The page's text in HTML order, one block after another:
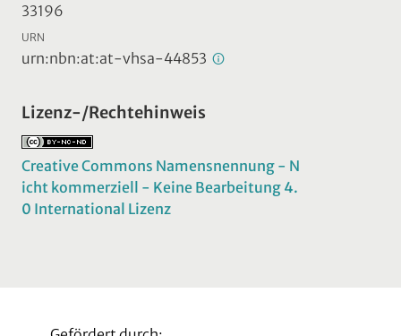
33196
URN
urn:nbn:at:at-vhsa-44853
Lizenz-/Rechtehinweis
Creative Commons Namensnennung - N
icht kommerziell - Keine Bearbeitung 4.
0 International Lizenz